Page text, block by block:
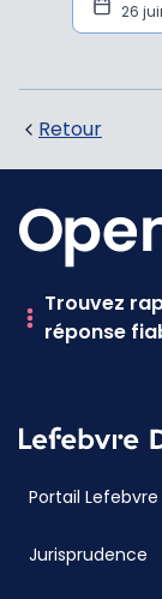
26
Retour
Trouvez
réponse
Portail Lefebvre
Jurisprudence